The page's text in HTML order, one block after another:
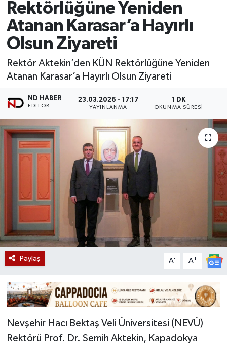
Rektörlüğüne Yeniden
Atanan Karasar’a Hayırlı
Olsun Ziyareti
Rektör Aktekin’den KÜN Rektörlüğüne Yeniden
Atanan Karasar’a Hayırlı Olsun Ziyareti
ND HABER
EDITÖR
23.03.2026 - 17:17
YAYINLANMA
1 DK
OKUNMA SÜRESI
Paylaş A- A+
Nevşehir Hacı Bektaş Veli Üniversitesi (NEVÜ)
Rektörü Prof. Dr. Semih Aktekin, Kapadokya